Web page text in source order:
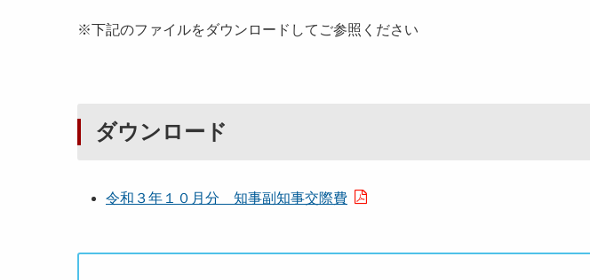
※下記のファイルをダウンロードしてご参照ください
ダウンロード
令和３年１０月分 知事副知事交際費